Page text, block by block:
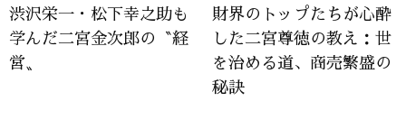
渋沢栄一・松下幸之助も
学んだ二宮金次郎の〝経
営〟
財界のトップたちが心酔
した二宮尊徳の教え：世
を治める道、商売繁盛の
秘訣